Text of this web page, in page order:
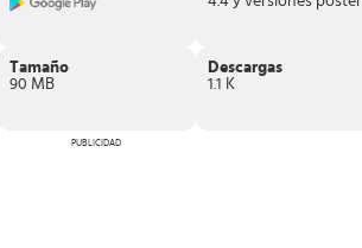
Tamaño
90 MB
Descargas
1.1 K
PUBLICIDAD